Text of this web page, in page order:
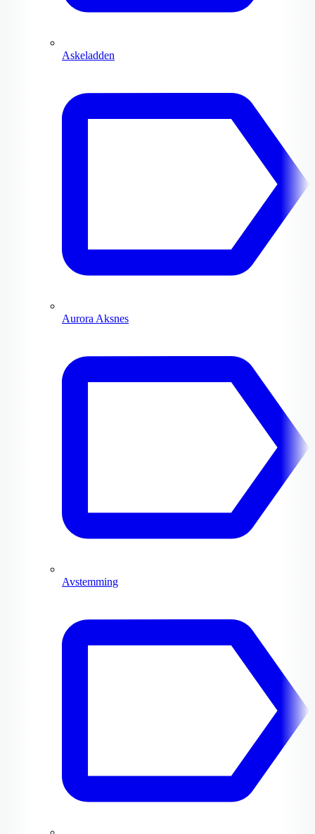
Askeladden
Aurora Aksnes
Avstemming